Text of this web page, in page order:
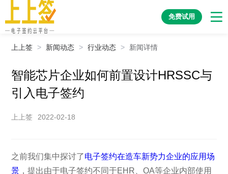
免费试用
上上签 > 新闻动态 > 行业动态 > 新闻详情
智能芯片企业如何前置设计HRSSC与
引入电子签约
上上签 2022-02-18
之前我们集中探讨了电子签约在造车新势力企业的应用场
景 ，提出由于电子签约不同于EHR、OA等企业内部使用